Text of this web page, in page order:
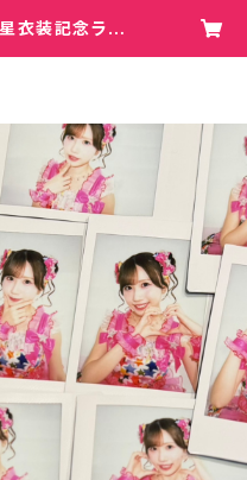
星衣装記念ラン